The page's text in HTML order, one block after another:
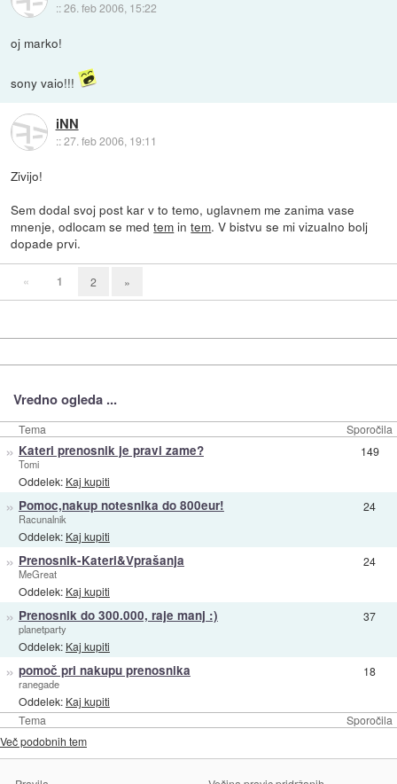
::26. feb 2006, 15:22
oj marko!
sony vaio!!!
iNN
::27. feb 2006, 19:11
Zivijo!
Sem dodal svoj post kar v to temo, uglavnem me zanima vase
mnenje, odlocam se medtem intem. V bistvu se mi vizualno bolj
dopade prvi.
« 1 2 »
Vredno ogleda ...
Tema Sporočila
Tema Sporočila
» Kateri prenosnik je pravi zame?
Tomi
Oddelek: Kaj kupiti
149
» Pomoc,nakup notesnika do 800eur!
Racunalnik
Oddelek: Kaj kupiti
24
» Prenosnik-Kateri&Vprašanja
MeGreat
Oddelek: Kaj kupiti
24
» Prenosnik do 300.000, raje manj :)
planetparty
Oddelek: Kaj kupiti
37
» pomoč pri nakupu prenosnika
ranegade
Oddelek: Kaj kupiti
18
Več podobnih tem